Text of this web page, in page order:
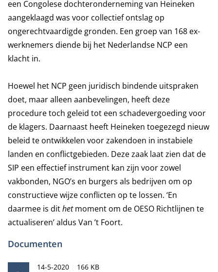
een Congolese dochteronderneming van Heineken
aangeklaagd was voor collectief ontslag op
ongerechtvaardigde gronden. Een groep van 168 ex-
werknemers diende bij het Nederlandse NCP een
klacht in.
Hoewel het NCP geen juridisch bindende uitspraken
doet, maar alleen aanbevelingen, heeft deze
procedure toch geleid tot een schadevergoeding voor
de klagers. Daarnaast heeft Heineken toegezegd nieuw
beleid te ontwikkelen voor zakendoen in instabiele
landen en conflictgebieden. Deze zaak laat zien dat de
SIP een effectief instrument kan zijn voor zowel
vakbonden, NGO’s en burgers als bedrijven om op
constructieve wijze conflicten op te lossen. ‘En
daarmee is dithetmoment om de OESO Richtlijnen te
actualiseren’ aldus Van ’t Foort.
Documenten
Publicatiedatum
14-5-2020 Bestandsgrootte
166 KB